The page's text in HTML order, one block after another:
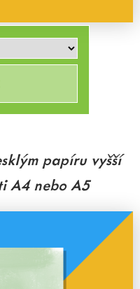
papíru vyšší
A4 nebo A5